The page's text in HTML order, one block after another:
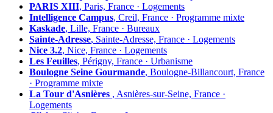
PARIS XIII, Paris, France · Logements
Intelligence Campus, Creil, France · Programme mixte
Kaskade, Lille, France · Bureaux
Sainte-Adresse, Sainte-Adresse, France · Logements
Nice 3.2, Nice, France · Logements
Les Feuilles, Périgny, France · Urbanisme
Boulogne Seine Gourmande, Boulogne-Billancourt, France
· Programme mixte
La Tour d'Asnières , Asnières-sur-Seine, France ·
Logements